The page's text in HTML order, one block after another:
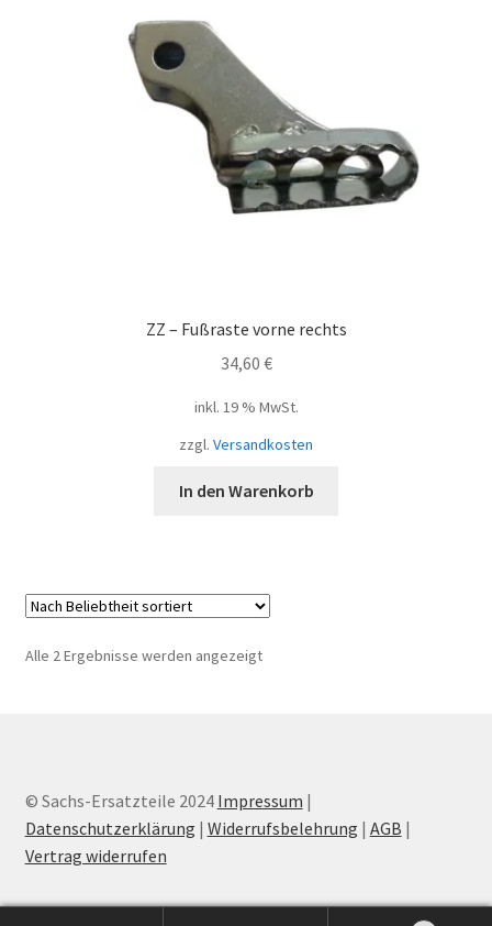
ZZ – Fußraste vorne rechts
34,60 €
inkl. 19 % MwSt.
zzgl. Versandkosten
In den Warenkorb
Alle 2 Ergebnisse werden angezeigtNach
© Sachs-Ersatzteile 2024 Impressum |
Datenschutzerklärung | Widerrufsbelehrung | AGB |
Vertrag widerrufen